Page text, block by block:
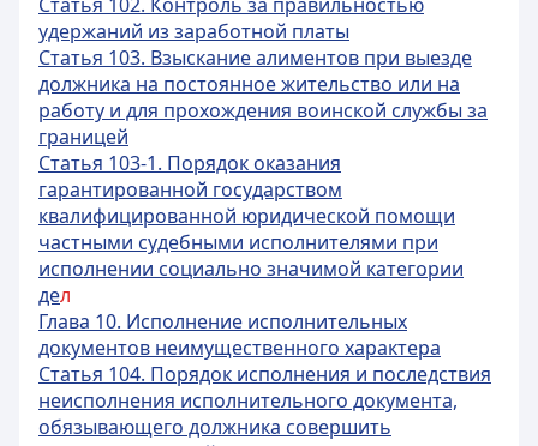
удержаний из заработной платы
Статья 103. Взыскание алиментов при выезде
должника на постоянное жительство или на
работу и для прохождения воинской службы за
границей
Статья 103-1. Порядок оказания
гарантированной государством
квалифицированной юридической помощи
частными судебными исполнителями при
исполнении социально значимой категории
дел
Глава 10. Исполнение исполнительных
документов неимущественного характера
Статья 104. Порядок исполнения и последствия
неисполнения исполнительного документа,
обязывающего должника совершить